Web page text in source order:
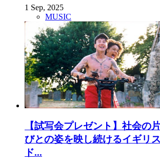
1 Sep, 2025
MUSIC
【試写会プレゼント】社会の
びとの姿を映し続けるイギリ
ド...